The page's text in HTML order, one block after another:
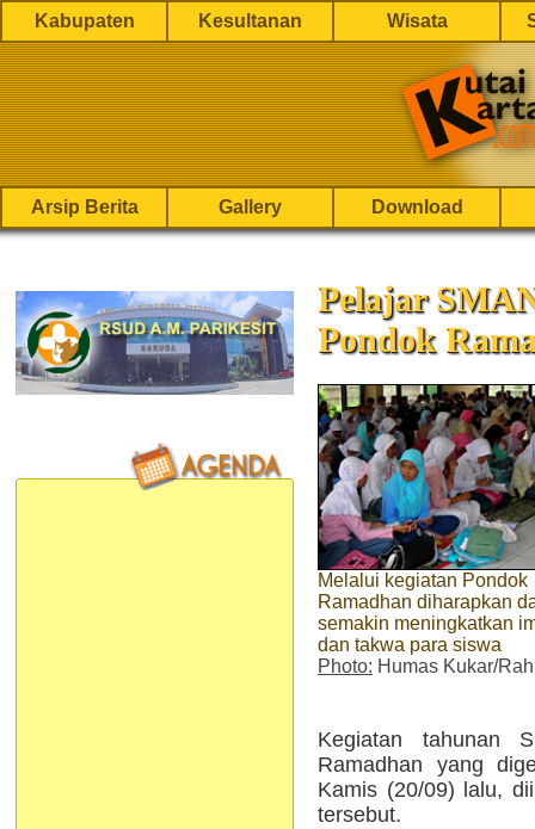
Kabupaten Kesultanan Wisata
Arsip Berita Gallery Download
Pelajar
Pondok
Melalui kegiatan Pondok
Ramadhan diharapkan
semakin meningkatkan
dan takwa para siswa
Photo: Humas Kukar/
Kegiatan tahunan
Ramadhan yang
Kamis (20/09) lalu,
tersebut.